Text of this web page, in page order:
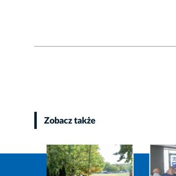
Zobacz także